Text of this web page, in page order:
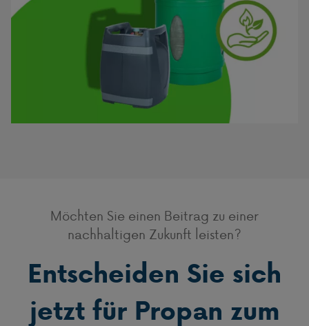
Möchten Sie einen Beitrag zu einer
nachhaltigen Zukunft leisten?
Entscheiden Sie sich
jetzt für Propan zum